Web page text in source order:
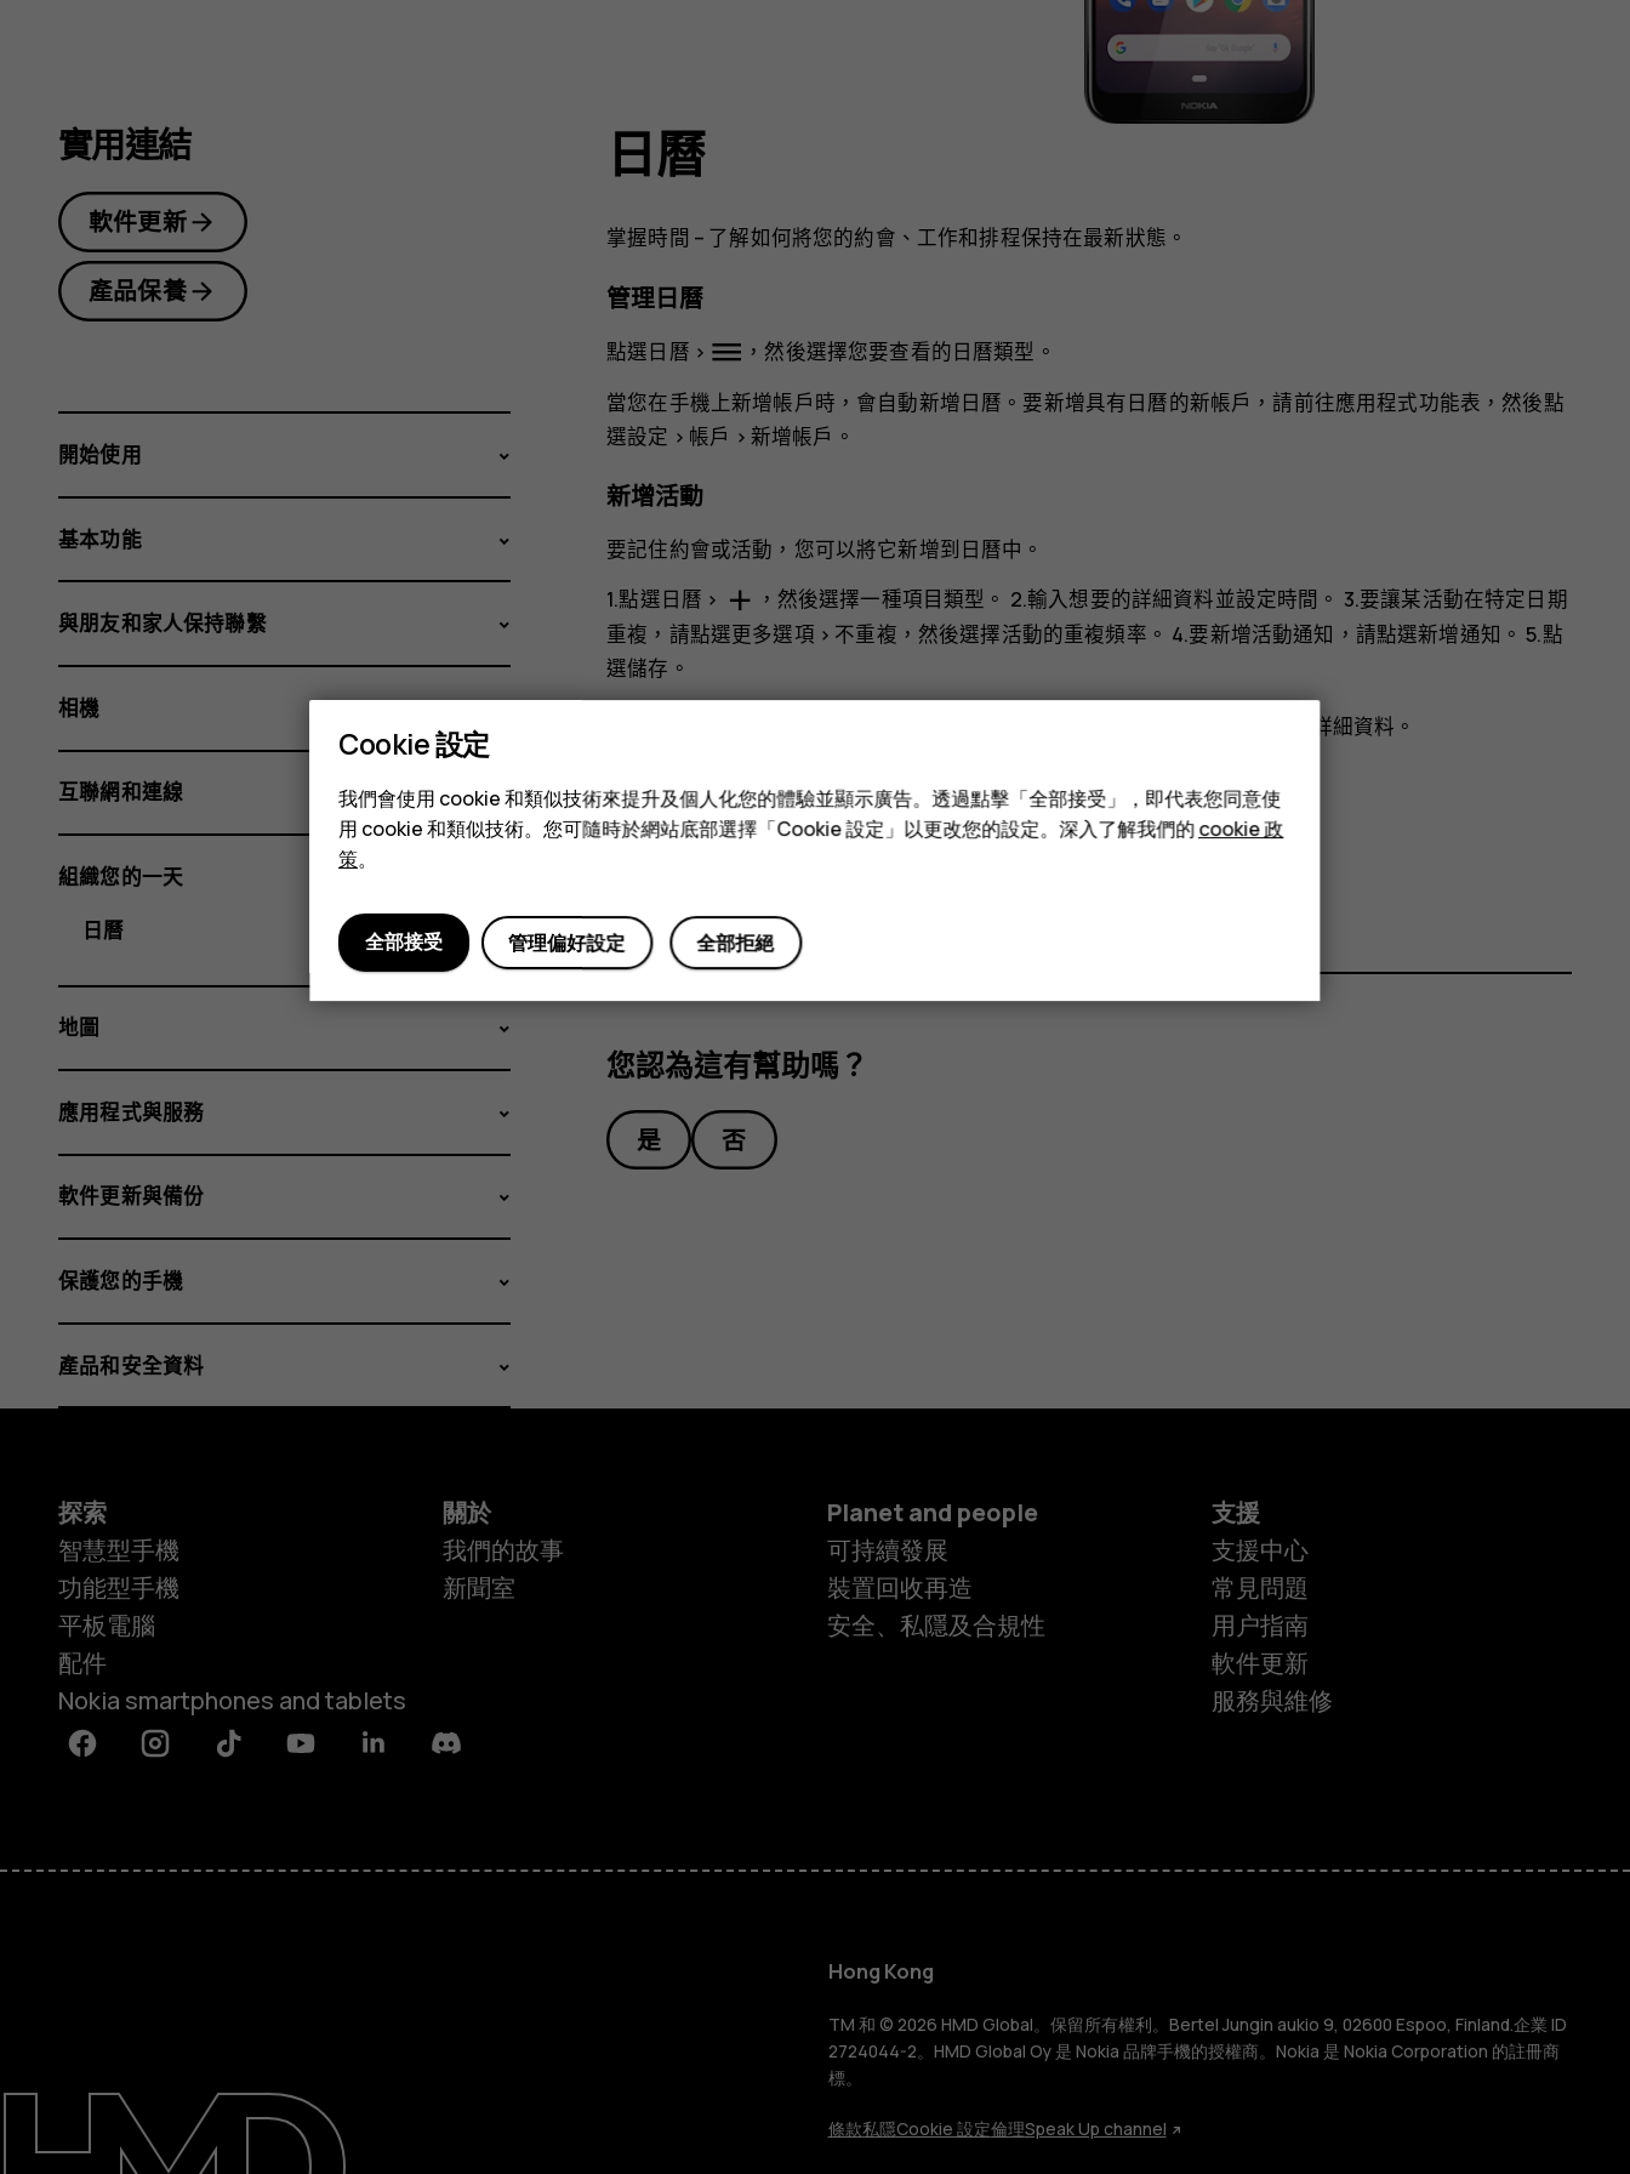
南
智慧型手機
功能型手機
配件
平板電腦
Hong Kong
日曆
掌握時間 – 了解如何將您的約會、工作和排程保持在最新狀態。
管理日曆
點選日曆 > dehaze ，然後選擇您要查看的日曆類型。
當您在手機上新增帳戶時，會自動新增日曆。要新增具有日曆的新帳戶，請前往應用程式功能表，然後點
選設定 > 帳戶 > 新增帳戶 。
新增活動
要記住約會或活動，您可以將它新增到日曆中。
1.點選日曆 > add ，然後選擇一種項目類型。 2.輸入想要的詳細資料並設定時間。 3.要讓某活動在特定日期
重複，請點選更多選項 > 不重複 ，然後選擇活動的重複頻率。 4.要新增活動通知，請點選新增通知 。 5.點
選儲存 。
，然後編輯所需的詳細資料。
刪除活動
您認為這有幫助嗎？
是 否
實用連結
軟件更新
產品保養
開始使用
基本功能
與朋友和家人保持聯繫
相機
互聯網和連線
組織您的一天
日曆
地圖
應用程式與服務
軟件更新與備份
保護您的手機
產品和安全資料
探索
智慧型手機
功能型手機
平板電腦
配件
Nokia smartphones and tablets
關於
我們的故事
新聞室
Planet and people
可持續發展
裝置回收再造
安全、私隱及合規性
支援
支援中心
常見問題
用户指南
軟件更新
服務與維修
FacebookInstagramTiktok YoutubeLinkedinDiscord
Hong Kong
TM 和 © 2026 HMD Global。保留所有權利。Bertel Jungin aukio 9, 02600 Espoo, Finland.企業 ID
2724044-2。HMD Global Oy 是 Nokia 品牌手機的授權商。Nokia 是 Nokia Corporation 的註冊商
標。
條款私隱Cookie 設定倫理Speak Up channel
Cookie 設定
我們會使用 cookie 和類似技術來提升及個人化您的體驗並顯示廣告。透過點擊「全部接受」，即代表您同意使
用 cookie 和類似技術。您可隨時於網站底部選擇「Cookie 設定」以更改您的設定。深入了解我們的cookie 政
策。
全部拒絕
管理偏好設定
全部接受